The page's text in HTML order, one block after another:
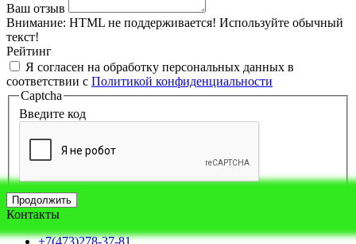
Ваш отзыв
Внимание: HTML не поддерживается! Используйте обычный
текст!
Рейтинг
Я согласен на обработку персональных данных в
соответствии с Политикой конфиденциальности
Captcha
Введите код
Продолжить
Контакты